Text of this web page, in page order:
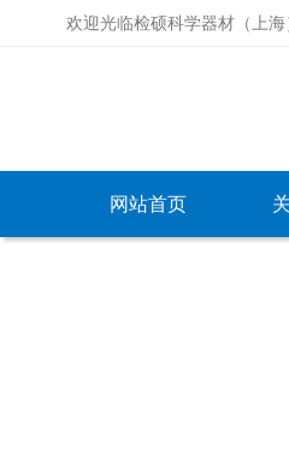
欢迎光临检硕科学器材（上海
网站首页